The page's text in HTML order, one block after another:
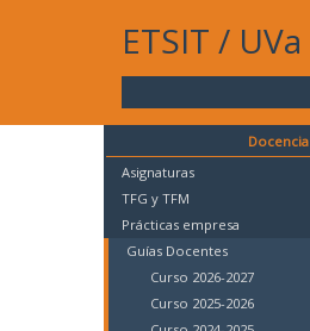
ETSIT / UVa
Docencia
Asignaturas
TFG y TFM
Prácticas empresa
Guías Docentes
Curso 2026-2027
Curso 2025-2026